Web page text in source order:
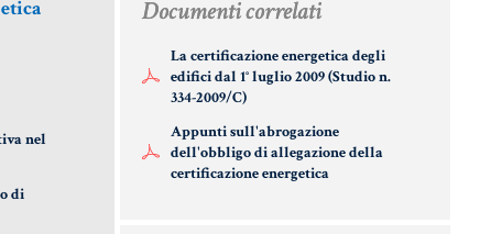
CIVILE
CERTIFICAZIONE
DETRAZIONI 36-
INDICI E TASSI
nel
di
Documenti correlati
La certificazione energetica degli
edifici dal 1° luglio 2009 (Studio n.
334-2009/C)
Appunti sull'abrogazione
dell'obbligo di allegazione della
certificazione energetica